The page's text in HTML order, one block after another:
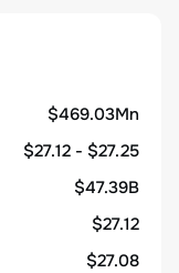
$469.03Mn
$27.12 - $27.25
$47.39B
$27.12
$27.08